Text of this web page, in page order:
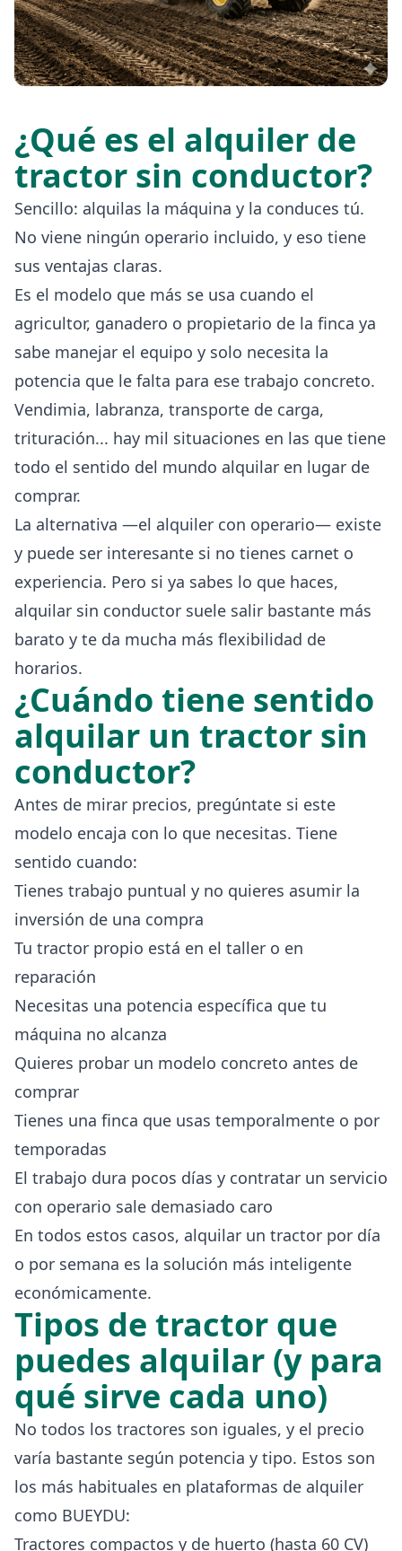
¿Qué es el alquiler de
tractor sin conductor?
Sencillo: alquilas la máquina y la conduces tú.
No viene ningún operario incluido, y eso tiene
sus ventajas claras.
Es el modelo que más se usa cuando el
agricultor, ganadero o propietario de la finca ya
sabe manejar el equipo y solo necesita la
potencia que le falta para ese trabajo concreto.
Vendimia, labranza, transporte de carga,
trituración... hay mil situaciones en las que tiene
todo el sentido del mundo alquilar en lugar de
comprar.
La alternativa —el alquiler con operario— existe
y puede ser interesante si no tienes carnet o
experiencia. Pero si ya sabes lo que haces,
alquilar sin conductor suele salir bastante más
barato y te da mucha más flexibilidad de
horarios.
¿Cuándo tiene sentido
alquilar un tractor sin
conductor?
Antes de mirar precios, pregúntate si este
modelo encaja con lo que necesitas. Tiene
sentido cuando:
Tienes trabajo puntual y no quieres asumir la
inversión de una compra
Tu tractor propio está en el taller o en
reparación
Necesitas una potencia específica que tu
máquina no alcanza
Quieres probar un modelo concreto antes de
comprar
Tienes una finca que usas temporalmente o por
temporadas
El trabajo dura pocos días y contratar un servicio
con operario sale demasiado caro
En todos estos casos, alquilar un tractor por día
o por semana es la solución más inteligente
económicamente.
Tipos de tractor que
puedes alquilar (y para
qué sirve cada uno)
No todos los tractores son iguales, y el precio
varía bastante según potencia y tipo. Estos son
los más habituales en plataformas de alquiler
como BUEYDU:
Tractores compactos y de huerto (hasta 60 CV)